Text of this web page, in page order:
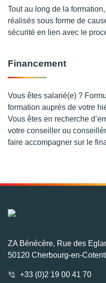
Tout au long de la
réalisés sous forme de
sécurité en lien avec le
Financement
Vous êtes salarié(e) ?
formation auprès de votre
Vous êtes en recherche
votre conseiller ou
faire accompagner sur le
ZA Bénécère, Rue des
50120 Cherbourg-en-
+33 (0)2 19 00 41 70